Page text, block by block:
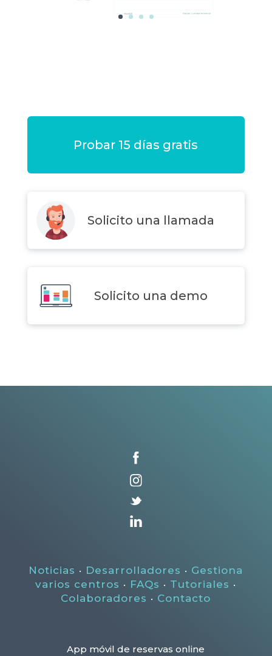
Probar 15 días gratis
Solicito una llamada
Solicito una demo
Noticias · Desarrolladores · Gestiona
varios centros · FAQs · Tutoriales ·
Colaboradores · Contacto
App móvil de reservas online